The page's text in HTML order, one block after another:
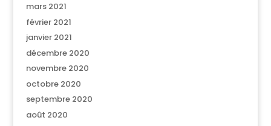
mars 2021
février 2021
janvier 2021
décembre 2020
novembre 2020
octobre 2020
septembre 2020
août 2020